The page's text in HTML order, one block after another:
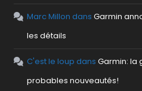
Marc Millon dansGarmin
les détails
C'est le loup dansGarmin: la
probables nouveautés!